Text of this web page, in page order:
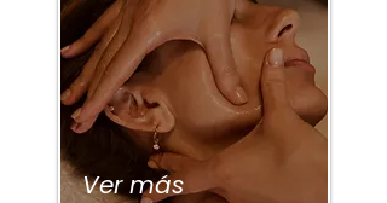
Ver más